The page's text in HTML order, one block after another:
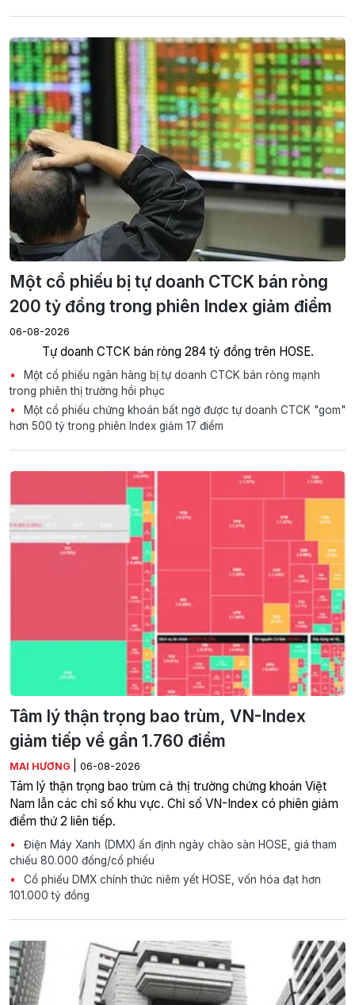
Một cổ phiếu bị tự doanh CTCK bán ròng
200 tỷ đồng trong phiên Index giảm điểm
06-08-2026
Tự doanh CTCK bán ròng 284 tỷ đồng trên HOSE.
Một cổ phiếu ngân hàng bị tự doanh CTCK bán ròng mạnh
trong phiên thị trường hồi phục
Một cổ phiếu chứng khoán bất ngờ được tự doanh CTCK "gom"
hơn 500 tỷ trong phiên Index giảm 17 điểm
Tâm lý thận trọng bao trùm, VN-Index
giảm tiếp về gần 1.760 điểm
MAI HƯƠNG 06-08-2026
Tâm lý thận trọng bao trùm cả thị trường chứng khoán Việt
Nam lẫn các chỉ số khu vực. Chỉ số VN-Index có phiên giảm
điểm thứ 2 liên tiếp.
Điện Máy Xanh (DMX) ấn định ngày chào sàn HOSE, giá tham
chiếu 80.000 đồng/cổ phiếu
Cổ phiếu DMX chính thức niêm yết HOSE, vốn hóa đạt hơn
101.000 tỷ đồng